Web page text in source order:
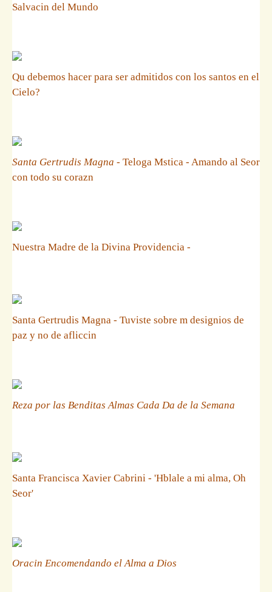
Salvacin del Mundo
Qu debemos hacer para ser admitidos con los santos en el
Cielo?
Santa Gertrudis Magna - Teloga Mstica - Amando al Seor
con todo su corazn
Nuestra Madre de la Divina Providencia -
Santa Gertrudis Magna - Tuviste sobre m designios de
paz y no de afliccin
Reza por las Benditas Almas Cada Da de la Semana
Santa Francisca Xavier Cabrini - 'Hblale a mi alma, Oh
Seor'
Oracin Encomendando el Alma a Dios